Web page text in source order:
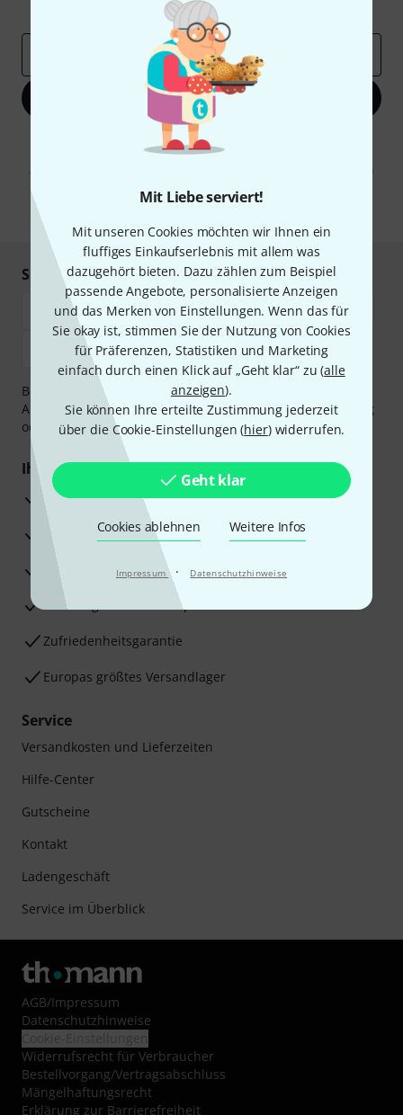
Mit Liebe serviert!
Mit unseren Cookies möchten wir Ihnen ein
fluffiges Einkaufserlebnis mit allem was
dazugehört bieten. Dazu zählen zum Beispiel
passende Angebote, personalisierte Anzeigen
und das Merken von Einstellungen. Wenn das für
Sie okay ist, stimmen Sie der Nutzung von Cookies
für Präferenzen, Statistiken und Marketing
einfach durch einen Klick auf „Geht klar“ zu (alle
anzeigen).
Sie können Ihre erteilte Zustimmung jederzeit
über die Cookie-Einstellungen (hier) widerrufen.
Geht klar
Cookies ablehnen Weitere Infos
Impressum · Datenschutzhinweise
Inspirierende Beiträge
Deals
Jetzt anmelden
Mit Klick auf „Jetzt anmelden“ stimmen Sie dem Erhalt von E-Mail-
Werbung und einer Messung des E-Mail-Nutzungsverhaltens zu. Die
Abmeldung ist jederzeit möglich. Weitere Informationen finden Sie in
Sicher einkaufen & bezahlen
Bezahlen Sie vertraulich und sicher per Vorkasse, PayPal,
Amazon Pay,Klarna Sofort bezahlen,Klarna Ratenzahlung
oder Kreditkarte.
Ihre Vorteile
3 Jahre Thomann Garantie
30 Tage Money-Back-Garantie
Reparaturservice
Beratung durch Fachexperten
Zufriedenheitsgarantie
Europas größtes Versandlager
Service
Versandkosten und Lieferzeiten
Hilfe-Center
Gutscheine
Kontakt
Ladengeschäft
Service im Überblick
AGB/Impressum
Datenschutzhinweise
Widerrufsrecht für Verbraucher
Bestellvorgang/Vertragsabschluss
Mängelhaftungsrecht
Erklärung zur Barrierefreiheit